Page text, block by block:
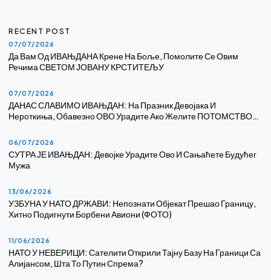
RECENT POST
07/07/2026
Да Вам Од ИВАЊДАНА Крене На Боље, Помолите Се Овим
Речима СВЕТОМ ЈОВАНУ КРСТИТЕЉУ
07/07/2026
ДАНАС СЛАВИМО ИВАЊДАН: На Празник Девојака И
Нероткиња, Обавезно ОВО Урадите Ако Желите ПОТОМСТВО…
06/07/2026
СУТРА ЈЕ ИВАЊДАН: Девојке Урадите Ово И Сањаћете Будућег
Мужа
13/06/2026
УЗБУНА У НАТО ДРЖАВИ: Непознати Објекат Прешао Границу,
Хитно Подигнути Борбени Авиони (ФОТО)
11/06/2026
НАТО У НЕВЕРИЦИ: Сателити Открили Тајну Базу На Граници Са
Алијансом, Шта То Путин Спрема?